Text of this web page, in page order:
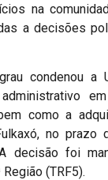
na
a decisões
condenou a
como a
no prazo
decisão foi
(TRF5).